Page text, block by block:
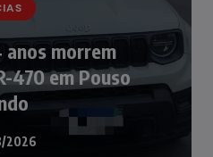
anos morrem
470 em Pouso
2026
o nome de
Silvio
2026